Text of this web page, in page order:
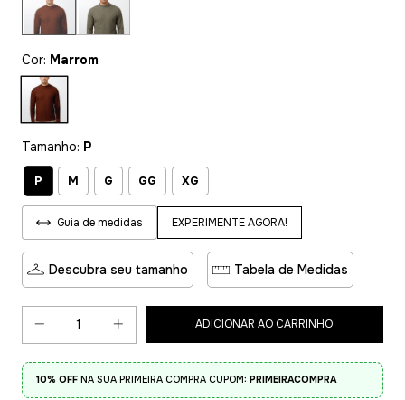
Cor: Marrom
Tamanho: P
P M G GG XG
Guia de medidas EXPERIMENTE AGORA!
Descubra seu tamanho Tabela de Medidas
10% OFF NA SUA PRIMEIRA COMPRA CUPOM: PRIMEIRACOMPRA